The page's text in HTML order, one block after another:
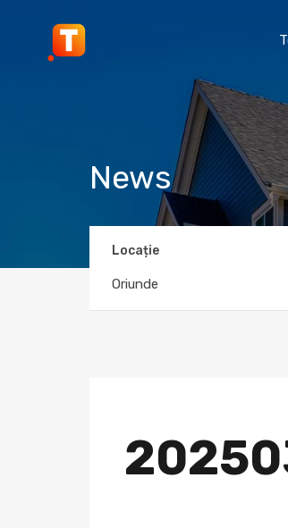
News
Locație
Oriunde